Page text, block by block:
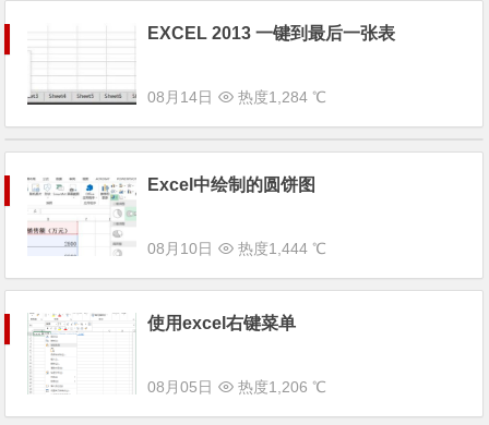
EXCEL 2013 一键到最后一张表
08月14日 热度1,284 ℃
Excel中绘制的圆饼图
08月10日 热度1,444 ℃
使用excel右键菜单
08月05日 热度1,206 ℃